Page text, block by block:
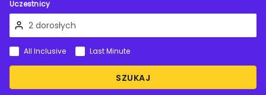
Uczestnicy
SZUKAJ
All Inclusive Last Minute